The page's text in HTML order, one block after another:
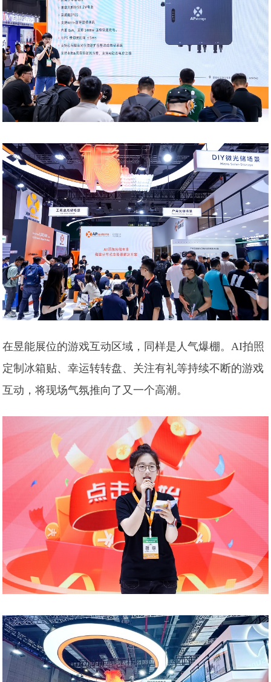
在昱能展位的游戏互动区域，同样是人气爆棚。AI拍照
定制冰箱贴、幸运转转盘、关注有礼等持续不断的游戏
互动，将现场气氛推向了又一个高潮。